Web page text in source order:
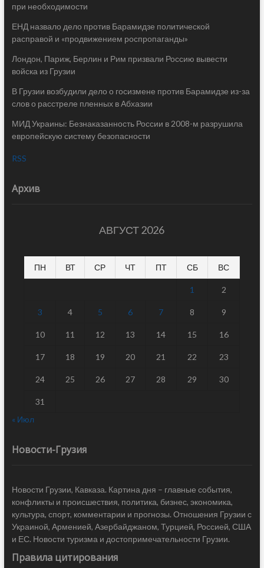
при необходимости
ЕНД назвало дело против Барамидзе политической
расправой и «продвижением роспропаганды»
Лондон, Париж, Берлин и Рим призвали Россию вывести
войска из Грузии
В Грузии возбудили дело о госизмене против Барамидзе из-за
слов о расстреле пленных в Абхазии
МИД Украины: Безнаказанность России в 2008-м разрушила
европейскую систему безопасности
RSS
Архив
АВГУСТ 2026
ПН ВТ СР ЧТ ПТ СБ ВС
1 2
3 4 5 6 7 8 9
10 11 12 13 14 15 16
17 18 19 20 21 22 23
24 25 26 27 28 29 30
31
« Июл
Новости-Грузия
Новости Грузии, Кавказа. Картина дня – главные события,
конфликты и происшествия, политика, бизнес, экономика,
культура, спорт, комментарии и прогнозы. Отношения Грузии с
Украиной, Арменией, Азербайджаном, Турцией, Россией, США
и ЕС. Новости туризма и достопримечательности Грузии.
Правила цитирования